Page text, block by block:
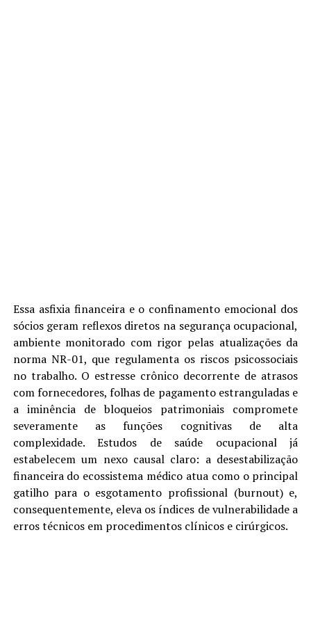
Essa asfixia financeira e o confinamento emocional dos
sócios geram reflexos diretos na segurança ocupacional,
ambiente monitorado com rigor pelas atualizações da
norma NR-01, que regulamenta os riscos psicossociais
no trabalho. O estresse crônico decorrente de atrasos
com fornecedores, folhas de pagamento estranguladas e
a iminência de bloqueios patrimoniais compromete
severamente as funções cognitivas de alta
complexidade. Estudos de saúde ocupacional já
estabelecem um nexo causal claro: a desestabilização
financeira do ecossistema médico atua como o principal
gatilho para o esgotamento profissional (burnout) e,
consequentemente, eleva os índices de vulnerabilidade a
erros técnicos em procedimentos clínicos e cirúrgicos.